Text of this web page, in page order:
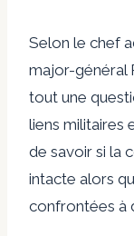
Selon le chef
major-général
tout une
liens militaires
de savoir si la
intacte alors
confrontées à